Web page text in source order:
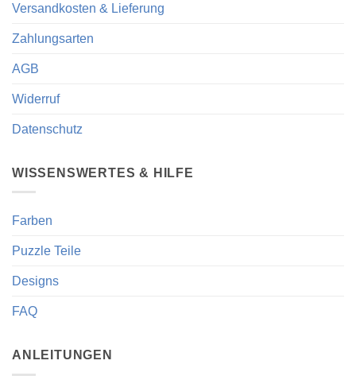
Versandkosten & Lieferung
Zahlungsarten
AGB
Widerruf
Datenschutz
WISSENSWERTES & HILFE
Farben
Puzzle Teile
Designs
FAQ
ANLEITUNGEN